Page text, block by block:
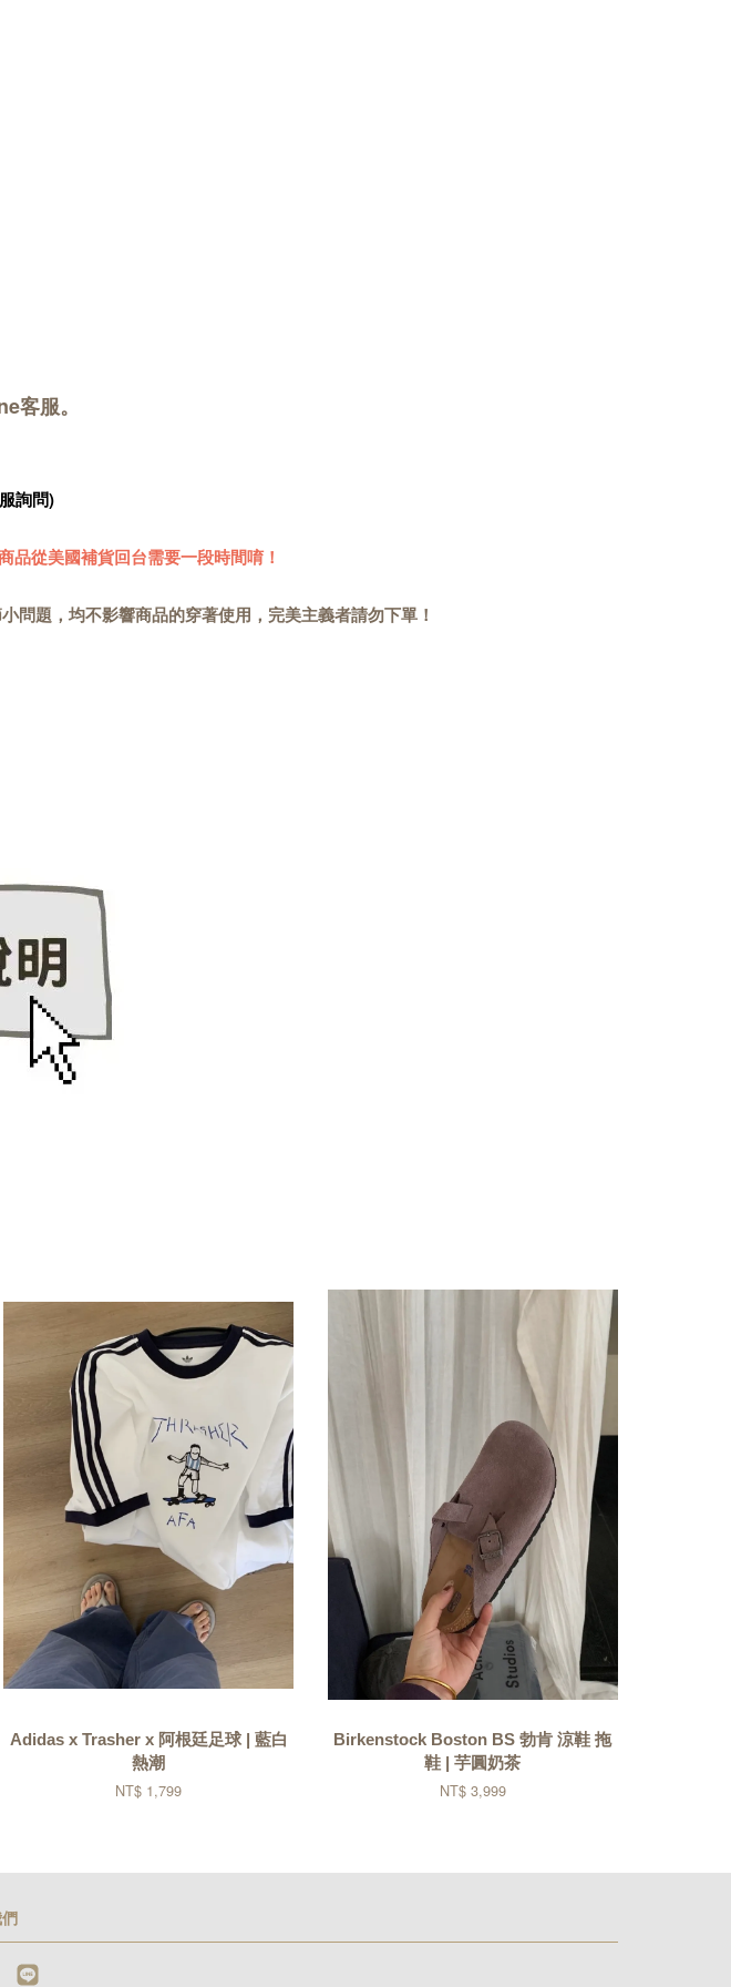
客服。
詢問)
品從美國補貨回台需要一段時間唷！
問題，均不影響商品的穿著使用，完美主義者請勿下單！
Adidas x Trasher x 阿根廷足球 | 藍白
熱潮
NT$ 1,799
Birkenstock Boston BS 勃肯 涼鞋 拖
鞋 | 芋圓奶茶
NT$ 3,999
Instagram